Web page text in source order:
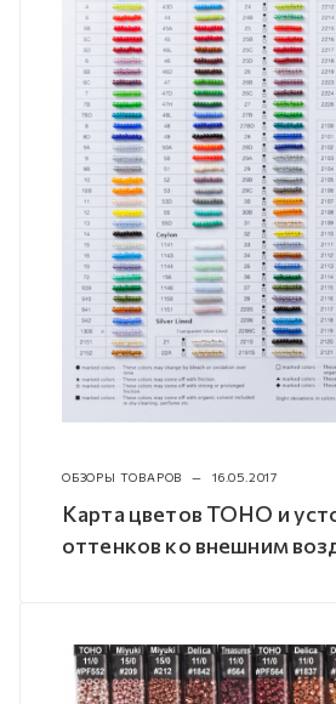
ОБЗОРЫ ТОВАРОВ — 16.05.2017
Карта цветов TOHO и
оттенков ко внешним